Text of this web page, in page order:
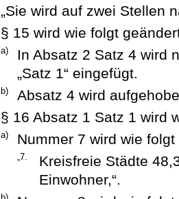
„Sie wird auf zwei Stellen
§ 15 wird wie folgt
a)
In Absatz 2 Satz 4 wird
„Satz 1“ eingefügt.
b) Absatz 4 wird
§ 16 Absatz 1 Satz 1 wird
a) Nummer 7 wird wie
„7.
Kreisfreie Städte
Einwohner,“.